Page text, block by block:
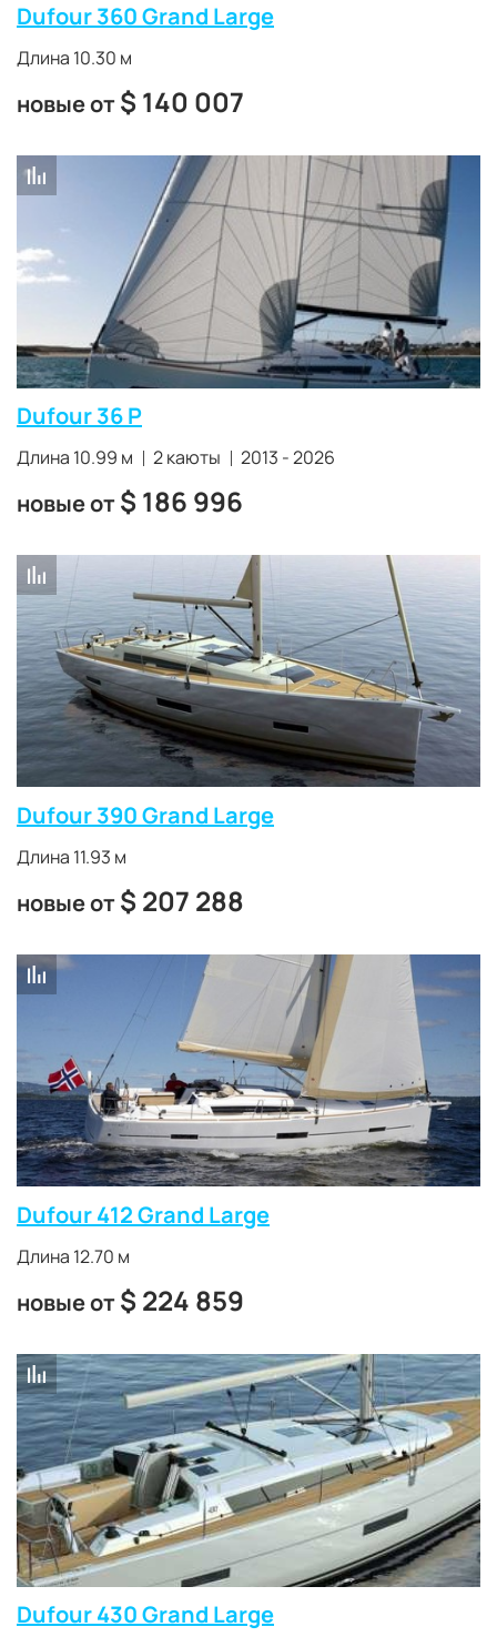
Dufour 360 Grand Large
Длина 10.30 м
новые от$ 140 007
Dufour 36 P
Длина 10.99 м 2 каюты 2013 - 2026
новые от$ 186 996
Dufour 390 Grand Large
Длина 11.93 м
новые от$ 207 288
Dufour 412 Grand Large
Длина 12.70 м
новые от$ 224 859
Dufour 430 Grand Large